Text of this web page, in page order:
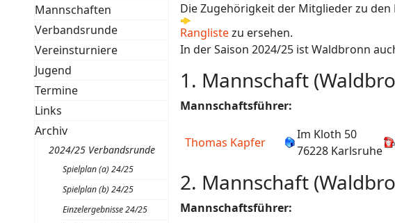
Mannschaften
Verbandsrunde
Vereinsturniere
Jugend
Termine
Links
Archiv
2024/25 Verbandsrunde
Spielplan (a) 24/25
Spielplan (b) 24/25
Einzelergebnisse 24/25
Die Zugehörigkeit der Mitglieder zu
Ranglistezu ersehen.
In der Saison 2024/25 ist Waldbronn
1. Mannschaft
Mannschaftsführer:
Thomas Kapfer
Im Kloth 50
76228 Karlsruhe
2. Mannschaft
Mannschaftsführer: